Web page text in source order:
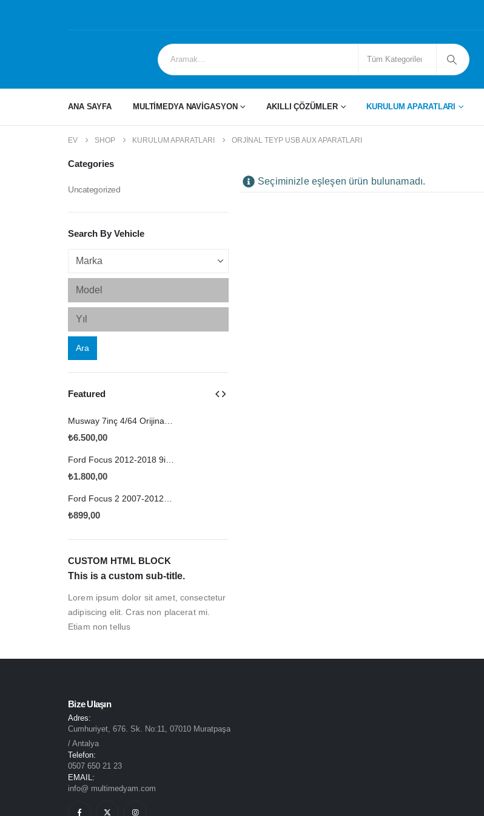
ANA SAYFA MULTİMEDYA NAVİGASYON AKILLI ÇÖZÜMLER KURULUM APARATLARI
EV SHOP KURULUM APARATLARI ORJINAL TEYP USB AUX APARATLARI
Seçiminizle eşleşen ürün bulunamadı.
Categories
Uncategorized
Search By Vehicle
Ara
Featured
₺6.500,00
₺1.800,00
₺899,00
CUSTOM HTML BLOCK
This is a custom sub-title.
Lorem ipsum dolor sit amet, consectetur
adipiscing elit. Cras non placerat mi.
Etiam non tellus
Bize Ulaşın
Adres:
Cumhuriyet, 676. Sk. No:11, 07010 Muratpaşa
/ Antalya
Telefon:
0507 650 21 23
EMAIL:
info@ multimedyam.com